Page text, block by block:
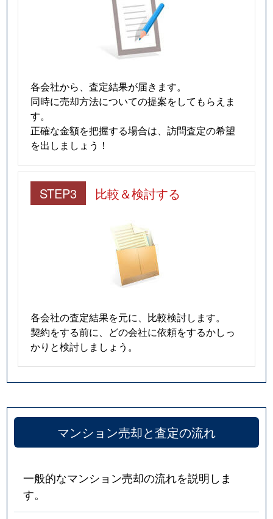
各会社から、査定結果が届きます。
同時に売却方法についての提案をしてもらえま
す。
正確な金額を把握する場合は、訪問査定の希望
を出しましょう！
STEP3 比較＆検討する
各会社の査定結果を元に、比較検討します。
契約をする前に、どの会社に依頼をするかしっ
かりと検討しましょう。
マンション売却と査定の流れ
一般的なマンション売却の流れを説明しま
す。